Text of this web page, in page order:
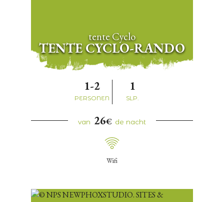
tente Cyclo
TENTE CYCLO-RANDO
1-2
PERSONEN
1
SLP.
van 26€ de nacht
Wifi